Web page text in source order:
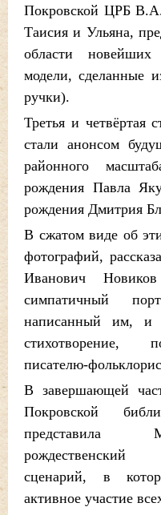
Покровской ЦРБ
Таисия и Ульяна,
области
модели, сделанные
ручки).
Третья и четвёртая
стали анонсом
районного
рождения Павла
рождения Дмитрия
В сжатом виде об
фотографий,
Иванович
симпатичный
написанный им, и
стихотворение,
писателю-
В завершающей
Покровской
представила
рождественский
сценарий, в
активное участие